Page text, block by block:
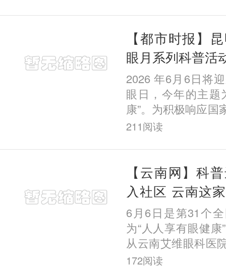
个性
【都市时报】
眼月系列科普活
2026 年6月6日将
眼日，今年的主题
康”。为积极响应国
号召，强化眼病防
昆明
211阅读
【云南网】科
入社区 云南这
月公益行动
6月6日是第31个
为“人人享有眼健
从云南艾维眼科医
昆明市委会直属经
172阅读